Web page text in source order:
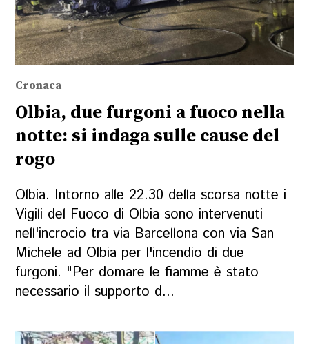
Cronaca
Olbia, due furgoni a fuoco nella
notte: si indaga sulle cause del
rogo
Olbia. Intorno alle 22.30 della scorsa notte i
Vigili del Fuoco di Olbia sono intervenuti
nell'incrocio tra via Barcellona con via San
Michele ad Olbia per l'incendio di due
furgoni. "Per domare le fiamme è stato
necessario il supporto d...